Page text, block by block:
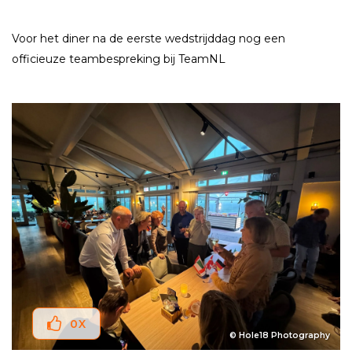
Voor het diner na de eerste wedstrijddag nog een
officieuze teambespreking bij TeamNL
© Hole18 Photography
0X